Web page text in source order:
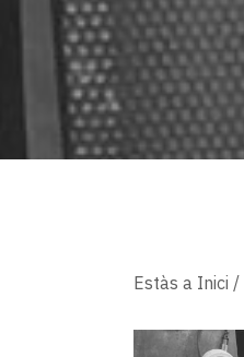
Estàs a Inici /